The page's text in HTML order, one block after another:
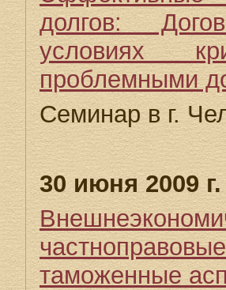
долгов:
условиях
проблемными
Семинар в г.
30 июня 2009 г.
таможенные